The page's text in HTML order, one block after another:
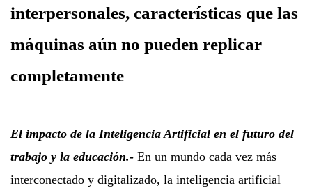
interpersonales, características que las
máquinas aún no pueden replicar
completamente
El impacto de la Inteligencia Artificial en el futuro del
trabajo y la educación.- En un mundo cada vez más
interconectado y digitalizado, la inteligencia artificial